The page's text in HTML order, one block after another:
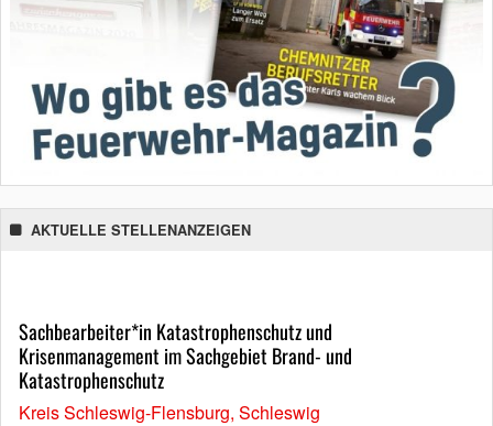
AKTUELLE STELLENANZEIGEN
Sachbearbeiter*in Katastrophenschutz und
Krisenmanagement im Sachgebiet Brand- und
Katastrophenschutz
Kreis Schleswig-Flensburg, Schleswig